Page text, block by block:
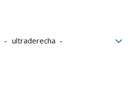
ultraderecha